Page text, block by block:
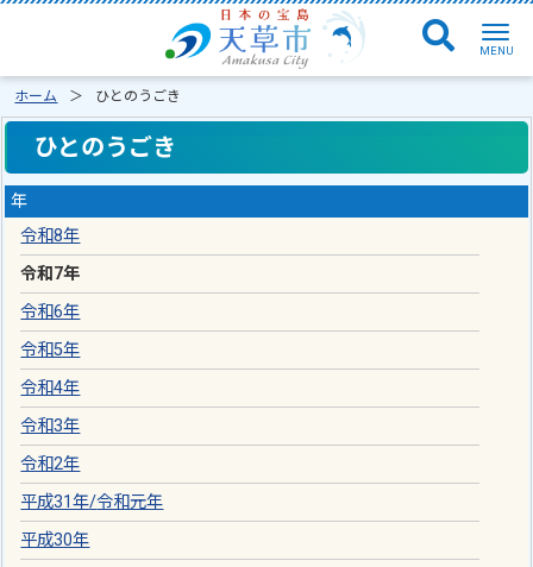
ホーム ひとのうごき
ひとのうごき
年
令和8年
令和7年
令和6年
令和5年
令和4年
令和3年
令和2年
平成31年/令和元年
平成30年